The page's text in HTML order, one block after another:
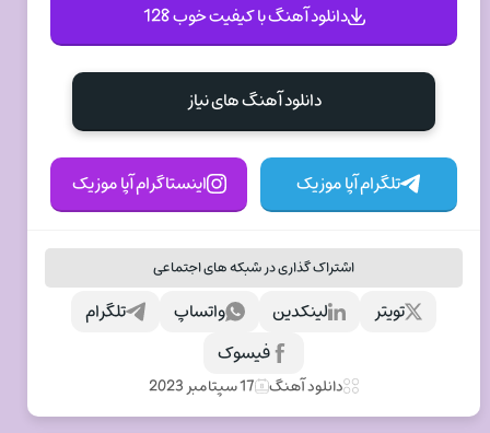
دانلود آهنگ با کیفیت خوب 128
دانلود آهنگ های نیاز
تلگرام آپا موزیک اینستاگرام آپا موزیک
اشتراک گذاری در شبکه های اجتماعی
تلگرام واتساپ لینکدین
تویتر
فیسوک
دانلود آهنگ 17 سپتامبر 2023